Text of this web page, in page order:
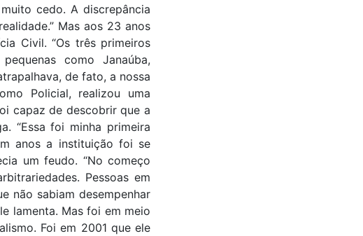
cedo. A discrepância
Mas aos 23 anos
Civil. “Os três primeiros
como Janaúba,
de fato, a nossa
Policial, realizou uma
capaz de descobrir que a
“Essa foi minha primeira
anos a instituição foi se
um feudo. “No começo
Pessoas em
não sabiam desempenhar
lamenta. Mas foi em meio
Foi em 2001 que ele